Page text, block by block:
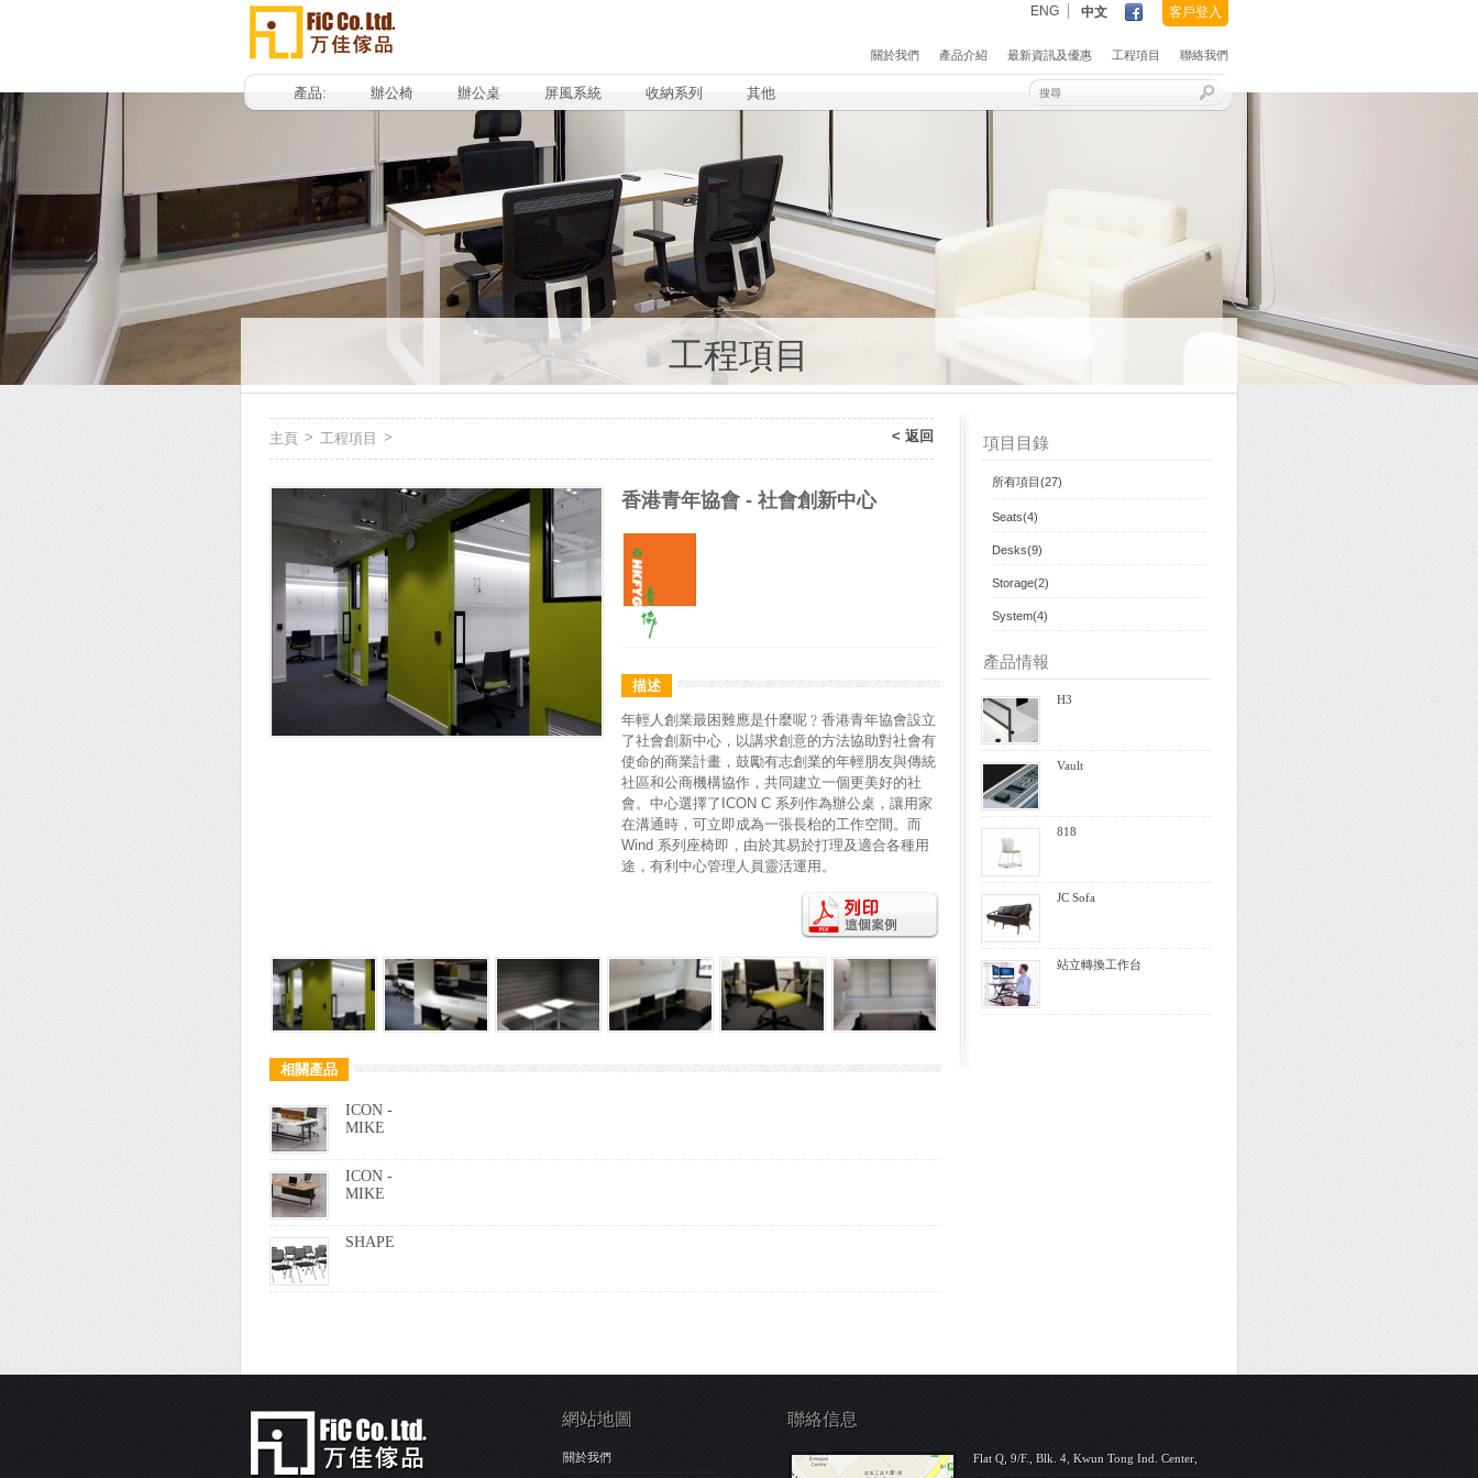
客戶登入
ENG 中文
關於我們 產品介紹 最新資訊及優惠 工程項目 聯絡我們
產品: 辦公椅 辦公桌 屏風系統 收納系列 其他
工程項目
主頁 > 工程項目 > < 返回
香港青年協會 - 社會創新中心
描述
年輕人創業最困難應是什麼呢﹖香港青年協會設立
了社會創新中心，以講求創意的方法協助對社會有
使命的商業計畫，鼓勵有志創業的年輕朋友與傳統
社區和公商機構協作，共同建立一個更美好的社
會。中心選擇了ICON C 系列作為辦公桌，讓用家
在溝通時，可立即成為一張長枱的工作空間。而
Wind 系列座椅即，由於其易於打理及適合各種用
途，有利中心管理人員靈活運用。
相關產品
ICON -
MIKE
ICON -
MIKE
SHAPE
項目目錄
所有項目(27)
Seats(4)
Desks(9)
Storage(2)
System(4)
產品情報
H3
Vault
818
JC Sofa
站立轉換工作台
網站地圖
關於我們
聯絡信息
Flat Q, 9/F., Blk. 4, Kwun Tong Ind. Center,